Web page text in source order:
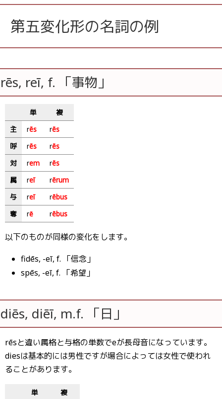
第五変化形の名詞の例
rēs, reī, f. 「事物」
単
複
主
rēs rēs
呼
rēs rēs
対
rem rēs
属
reī rērum
与
reī rēbus
奪
rē rēbus
以下のものが同様の変化をします。
fidēs, -eī, f. 「信念」
spēs, -eī, f. 「希望」
diēs, diēī, m.f. 「日」
rēsと違い属格と与格の単数でeが長母音になっています。
diesは基本的には男性ですが場合によっては女性で使われ
ることがあります。
単
複